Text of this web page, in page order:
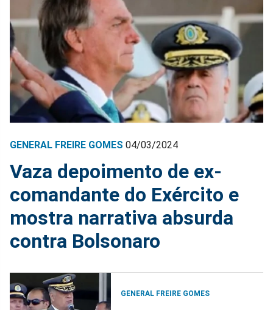
GENERAL FREIRE GOMES 04/03/2024
Vaza depoimento de ex-
comandante do Exército e
mostra narrativa absurda
contra Bolsonaro
GENERAL FREIRE GOMES